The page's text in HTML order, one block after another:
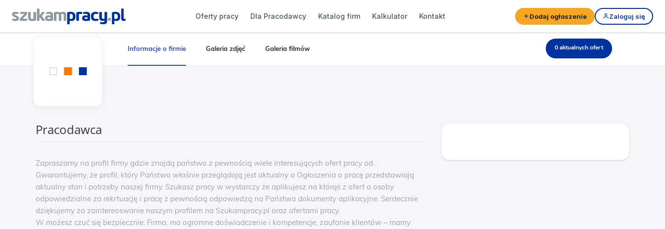
Oferty pracy Dla Pracodawcy Katalog firm Kalkulator Kontakt Dodaj ogłoszenie Zaloguj się
Informacje o firmie Galeria zdjęć Galeria filmów 0 aktualnych ofert
Pracodawca
Zapraszamy na profil firmy gdzie znajdą państwo z pewnością wiele interesujących ofert pracy od .
Gwarantujemy, że profil, który Państwo właśnie przeglądają jest aktualny a Ogłoszenia o pracę przedstawiają
aktualny stan i potrzeby naszej firmy. Szukasz pracy w wystarczy że aplikujesz na którąś z ofert a osoby
odpowiedzialne za rekrtuację i pracę z pewnością odpowiedzą na Państwa dokumenty aplikacyjne. Serdecznie
dziękujemy za zaintereoswanie naszym profilem na Szukampracy.pl oraz ofertami pracy.
W możesz czuć się bezpiecznie. Firma, ma ogromne doświadczenie i kompetencje, zaufanie klientów – mamy